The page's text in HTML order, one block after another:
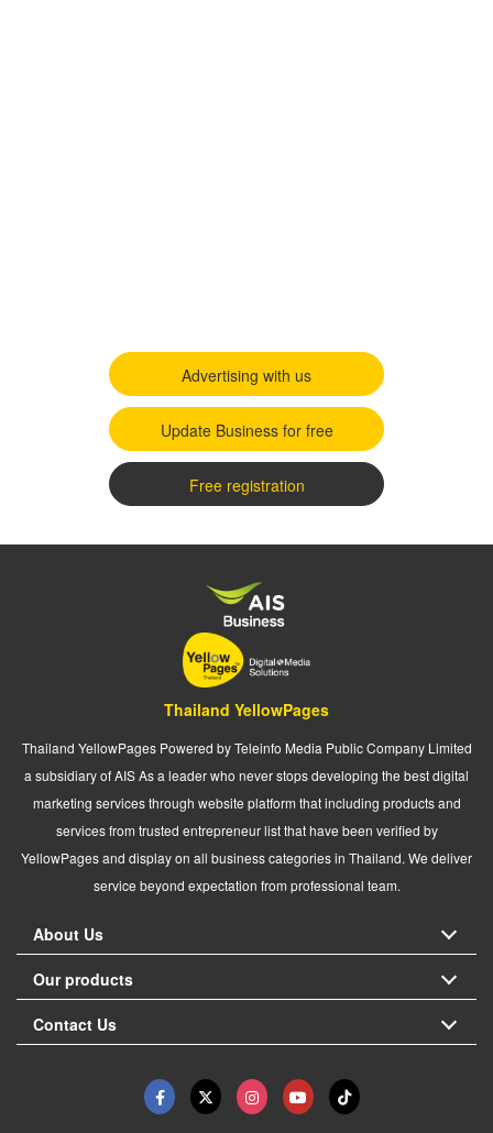
Advertising with us
Update Business for free
Free registration
Thailand YellowPages
Thailand YellowPages Powered by Teleinfo Media Public Company Limited
a subsidiary of AIS As a leader who never stops developing the best digital
marketing services through website platform that including products and
services from trusted entrepreneur list that have been verified by
YellowPages and display on all business categories in Thailand. We deliver
service beyond expectation from professional team.
About Us
Our products
Contact Us